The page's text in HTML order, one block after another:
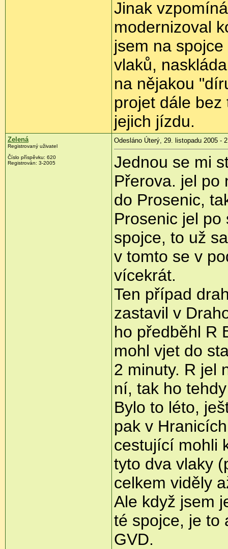
Jinak
modernizoval
jsem na
vlaků,
na nějakou
projet dále
jejich jízdu.
Zelená
Registrovaný uživatel
Číslo příspěvku: 620
Registrován: 3-2005
Odesláno Úterý, 29. listopadu 2005 -
Jednou se mi
Přerova. jel po
do Prosenic,
Prosenic jel
spojce, to už
v tomto se v
vícekrát.
Ten případ
zastavil v
ho předběhl R
mohl vjet do
2 minuty. R jel
ní, tak ho
Bylo to léto,
pak v
cestující mohli
tyto dva vlaky
celkem viděly
Ale když jsem
té spojce, je to
GVD.